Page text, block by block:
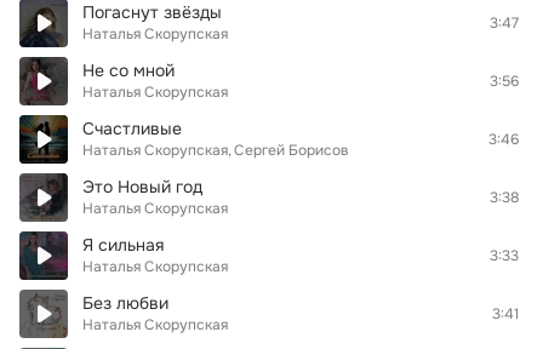
Погаснут звёзды
Наталья Скорупская
3:47
Не со мной
Наталья Скорупская
3:56
Счастливые
Наталья Скорупская Сергей Борисов
3:46
Это Новый год
Наталья Скорупская
3:38
Я сильная
Наталья Скорупская
3:33
Без любви
Наталья Скорупская
3:41